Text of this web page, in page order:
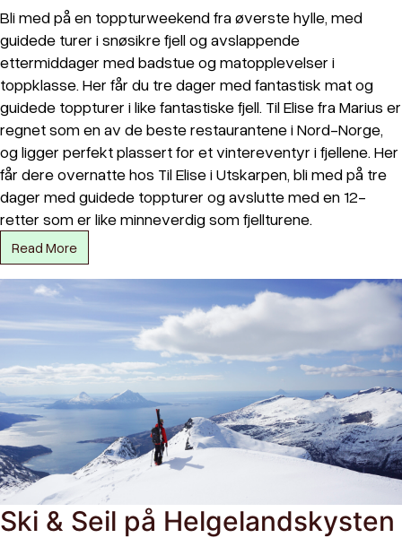
Bli med på en toppturweekend fra øverste hylle, med
guidede turer i snøsikre fjell og avslappende
ettermiddager med badstue og matopplevelser i
toppklasse. Her får du tre dager med fantastisk mat og
guidede toppturer i like fantastiske fjell. Til Elise fra Marius er
regnet som en av de beste restaurantene i Nord-Norge,
og ligger perfekt plassert for et vintereventyr i fjellene. Her
får dere overnatte hos Til Elise i Utskarpen, bli med på tre
dager med guidede toppturer og avslutte med en 12-
retter som er like minneverdig som fjellturene.
Read More
Ski & Seil på Helgelandskysten